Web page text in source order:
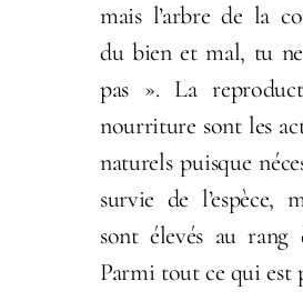
mais l’arbre de la
du bien et mal, tu ne
pas ». La
nourriture sont les
naturels puisque
survie de l’espèce,
sont élevés au rang
Parmi tout ce qui est